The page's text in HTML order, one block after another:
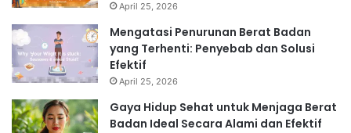
April 25, 2026
Mengatasi Penurunan Berat Badan
yang Terhenti: Penyebab dan Solusi
Efektif
April 25, 2026
Gaya Hidup Sehat untuk Menjaga Berat
Badan Ideal Secara Alami dan Efektif